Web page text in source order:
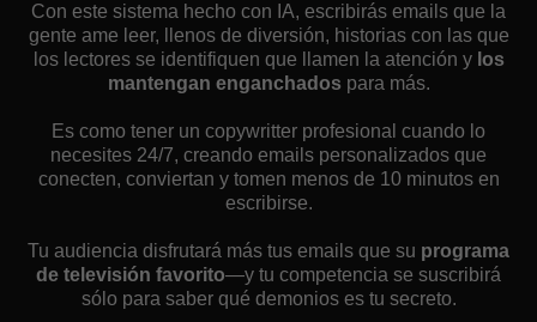
Con este sistema hecho con IA, escribirás emails que la
gente ame leer, llenos de diversión, historias con las que
los lectores se identifiquen que llamen la atención y los
mantengan enganchados para más.
Es como tener un copywritter profesional cuando lo
necesites 24/7, creando emails personalizados que
conecten, conviertan y tomen menos de 10 minutos en
escribirse.
Tu audiencia disfrutará más tus emails que su programa
de televisión favorito—y tu competencia se suscribirá
sólo para saber qué demonios es tu secreto.